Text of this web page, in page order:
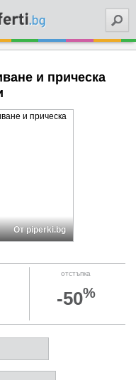
и прическа
От piperki.bg
отстъпка
-50%